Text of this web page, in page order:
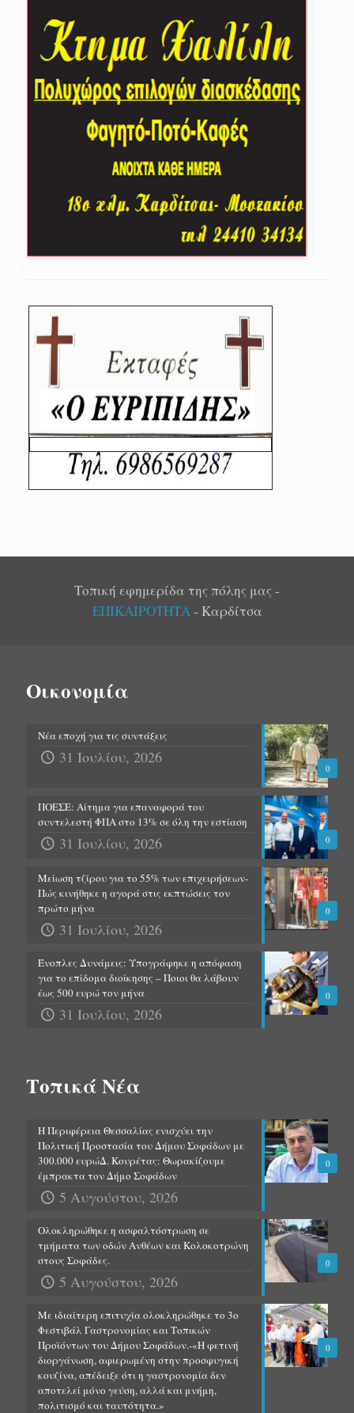
Τοπική εφημερίδα της πόλης μας -
ΕΠΙΚΑΙΡΟΤΗΤΑ- Καρδίτσα
Οικονομία
0
Νέα εποχή για τις συντάξεις
31 Ιουλίου, 2026
0
ΠΟΕΣΕ: Αίτημα για επαναφορά του
συντελεστή ΦΠΑ στο 13% σε όλη την εστίαση
31 Ιουλίου, 2026
0
Μείωση τζίρου για το 55% των επιχειρήσεων-
Πώς κινήθηκε η αγορά στις εκπτώσεις τον
πρώτο μήνα
31 Ιουλίου, 2026
0
Ένοπλες Δυνάμεις: Υπογράφηκε η απόφαση
για το επίδομα διοίκησης – Ποιοι θα λάβουν
έως 500 ευρώ τον μήνα
31 Ιουλίου, 2026
Τοπικά Νέα
0
Η Περιφέρεια Θεσσαλίας ενισχύει την
Πολιτική Προστασία του Δήμου Σοφάδων με
300.000 ευρώΔ. Κουρέτας: Θωρακίζουμε
έμπρακτα τον Δήμο Σοφάδων
5 Αυγούστου, 2026
0
Ολοκληρώθηκε η ασφαλτόστρωση σε
τμήματα των οδών Ανθέων και Κολοκοτρώνη
στους Σοφάδες.
5 Αυγούστου, 2026
0
Με ιδιαίτερη επιτυχία ολοκληρώθηκε το 3ο
Φεστιβάλ Γαστρονομίας και Τοπικών
Προϊόντων του Δήμου Σοφάδων.-«Η φετινή
διοργάνωση, αφιερωμένη στην προσφυγική
κουζίνα, απέδειξε ότι η γαστρονομία δεν
αποτελεί μόνο γεύση, αλλά και μνήμη,
πολιτισμό και ταυτότητα.»